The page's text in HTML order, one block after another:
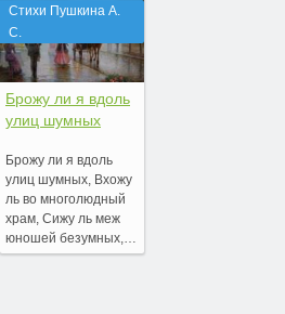
Стихи Пушкина А.
С.
Брожу ли я вдоль
улиц шумных
Брожу ли я вдоль
улиц шумных, Вхожу
ль во многолюдный
храм, Сижу ль меж
юношей безумных,…